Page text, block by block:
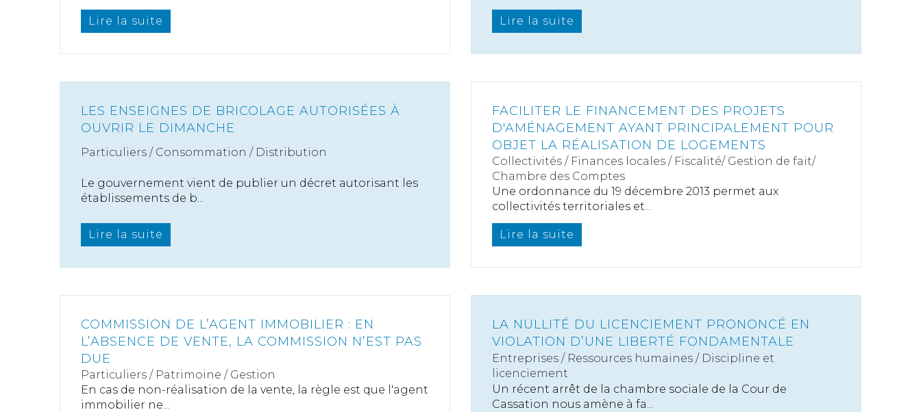
Lire la suite Lire la suite
LES ENSEIGNES DE BRICOLAGE AUTORISÉES À
OUVRIR LE DIMANCHE
Particuliers / Consommation / Distribution
Le gouvernement vient de publier un décret autorisant les
établissements de b...
Lire la suite
FACILITER LE FINANCEMENT DES PROJETS
D'AMÉNAGEMENT AYANT PRINCIPALEMENT POUR
OBJET LA RÉALISATION DE LOGEMENTS
Collectivités / Finances locales / Fiscalité/ Gestion de fait/
Chambre des Comptes
Une ordonnance du 19 décembre 2013 permet aux
collectivités territoriales et...
Lire la suite
COMMISSION DE L’AGENT IMMOBILIER : EN
L’ABSENCE DE VENTE, LA COMMISSION N’EST PAS
DUE
Particuliers / Patrimoine / Gestion
En cas de non-réalisation de la vente, la règle est que l'agent
immobilier ne...
LA NULLITÉ DU LICENCIEMENT PRONONCÉ EN
VIOLATION D’UNE LIBERTÉ FONDAMENTALE
Entreprises / Ressources humaines / Discipline et
licenciement
Un récent arrêt de la chambre sociale de la Cour de
Cassation nous amène à fa...